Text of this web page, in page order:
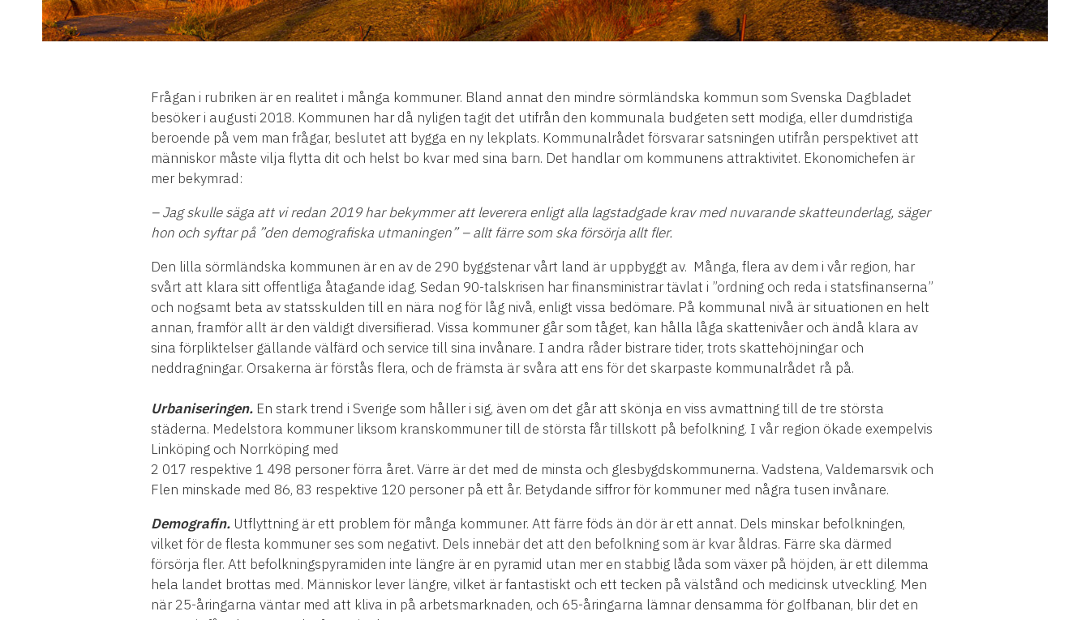
Frågan i rubriken är en realitet i många kommuner. Bland annat den mindre sörmländska kommun som Svenska Dagbladet
besöker i augusti 2018. Kommunen har då nyligen tagit det utifrån den kommunala budgeten sett modiga, eller dumdristiga
beroende på vem man frågar, beslutet att bygga en ny lekplats. Kommunalrådet försvarar satsningen utifrån perspektivet att
människor måste vilja flytta dit och helst bo kvar med sina barn. Det handlar om kommunens attraktivitet. Ekonomichefen är
mer bekymrad:
– Jag skulle säga att vi redan 2019 har bekymmer att leverera enligt alla lagstadgade krav med nuvarande skatteunderlag, säger
hon och syftar på ”den demografiska utmaningen” – allt färre som ska försörja allt fler.
Den lilla sörmländska kommunen är en av de 290 byggstenar vårt land är uppbyggt av. Många, flera av dem i vår region, har
svårt att klara sitt offentliga åtagande idag. Sedan 90-talskrisen har finansministrar tävlat i ”ordning och reda i statsfinanserna”
och nogsamt beta av statsskulden till en nära nog för låg nivå, enligt vissa bedömare. På kommunal nivå är situationen en helt
annan, framför allt är den väldigt diversifierad. Vissa kommuner går som tåget, kan hålla låga skattenivåer och ändå klara av
sina förpliktelser gällande välfärd och service till sina invånare. I andra råder bistrare tider, trots skattehöjningar och
neddragningar. Orsakerna är förstås flera, och de främsta är svåra att ens för det skarpaste kommunalrådet rå på.
Urbaniseringen. En stark trend i Sverige som håller i sig, även om det går att skönja en viss avmattning till de tre största
städerna. Medelstora kommuner liksom kranskommuner till de största får tillskott på befolkning. I vår region ökade exempelvis
Linköping och Norrköping med
2 017 respektive 1 498 personer förra året. Värre är det med de minsta och glesbygdskommunerna. Vadstena, Valdemarsvik och
Flen minskade med 86, 83 respektive 120 personer på ett år. Betydande siffror för kommuner med några tusen invånare.
Demografin. Utflyttning är ett problem för många kommuner. Att färre föds än dör är ett annat. Dels minskar befolkningen,
vilket för de flesta kommuner ses som negativt. Dels innebär det att den befolkning som är kvar åldras. Färre ska därmed
försörja fler. Att befolkningspyramiden inte längre är en pyramid utan mer en stabbig låda som växer på höjden, är ett dilemma
hela landet brottas med. Människor lever längre, vilket är fantastiskt och ett tecken på välstånd och medicinsk utveckling. Men
när 25-åringarna väntar med att kliva in på arbetsmarknaden, och 65-åringarna lämnar densamma för golfbanan, blir det en